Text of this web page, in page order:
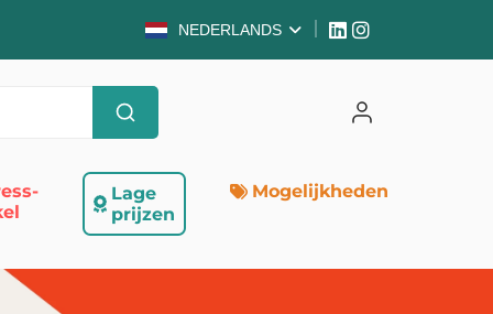
NEDERLANDS
Lage
prijzen
Mogelijkheden